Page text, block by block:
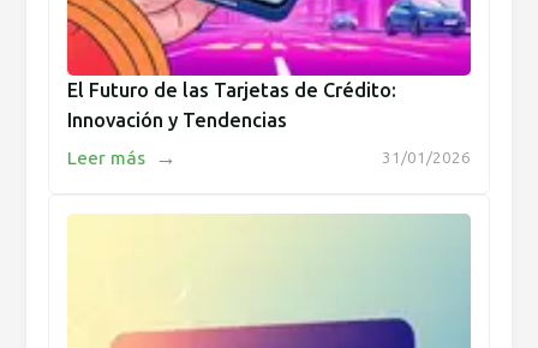
El Futuro de las Tarjetas de Crédito:
Innovación y Tendencias
31/01/2026
Leer más →